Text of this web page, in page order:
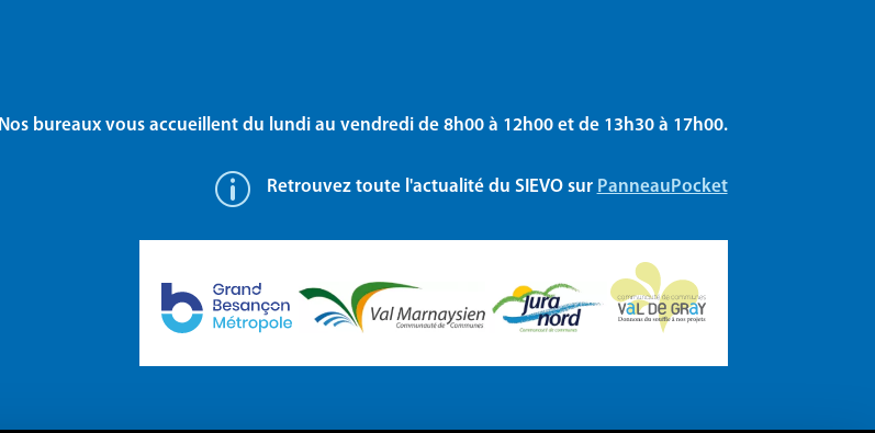
Nos bureaux vous accueillent du lundi au vendredi de 8h00 à 12h00 et de 13h30 à 17h00.
p Retrouvez toute l'actualité du SIEVO sur PanneauPocket